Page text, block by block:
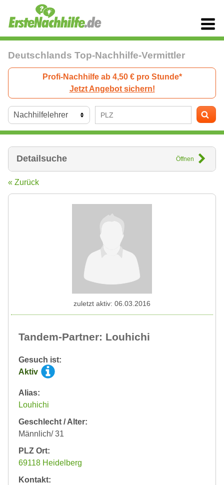
Deutschlands Top-Nachhilfe-Vermittler
Profi-Nachhilfe ab 4,50 € pro Stunde*
Jetzt Angebot sichern!
Detailsuche Öffnen
« Zurück
Tandem-Partner: Louhichi
Gesuch ist:
Aktiv
Alias:
Louhichi
Geschlecht / Alter:
Männlich/ 31
PLZ Ort:
69118 Heidelberg
Kontakt:
zuletzt aktiv: 06.03.2016